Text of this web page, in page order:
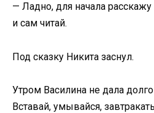
— Ладно, для начала
и сам читай.
Под сказку Никита заснул.
Утром Василина не дала
Вставай, умывайся,